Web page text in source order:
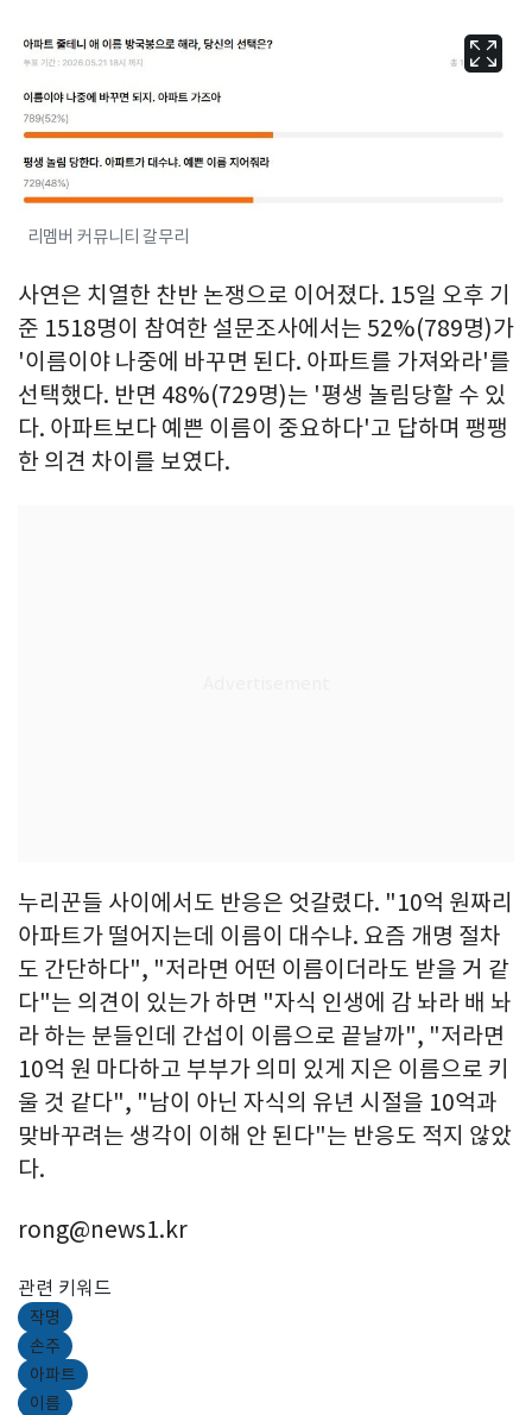
리멤버 커뮤니티 갈무리
사연은 치열한 찬반 논쟁으로 이어졌다. 15일 오후 기
준 1518명이 참여한 설문조사에서는 52%(789명)가
'이름이야 나중에 바꾸면 된다. 아파트를 가져와라'를
선택했다. 반면 48%(729명)는 '평생 놀림당할 수 있
다. 아파트보다 예쁜 이름이 중요하다'고 답하며 팽팽
한 의견 차이를 보였다.
누리꾼들 사이에서도 반응은 엇갈렸다. "10억 원짜리
아파트가 떨어지는데 이름이 대수냐. 요즘 개명 절차
도 간단하다", "저라면 어떤 이름이더라도 받을 거 같
다"는 의견이 있는가 하면 "자식 인생에 감 놔라 배 놔
라 하는 분들인데 간섭이 이름으로 끝날까", "저라면
10억 원 마다하고 부부가 의미 있게 지은 이름으로 키
울 것 같다", "남이 아닌 자식의 유년 시절을 10억과
맞바꾸려는 생각이 이해 안 된다"는 반응도 적지 않았
다.
rong@news1.kr
관련 키워드
작명
손주
아파트
이름